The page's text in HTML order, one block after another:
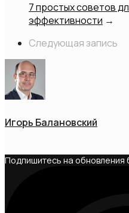
7 простых советов
эффективности →
Следующая запись
Игорь Балановский
Подпишитесь на обновления